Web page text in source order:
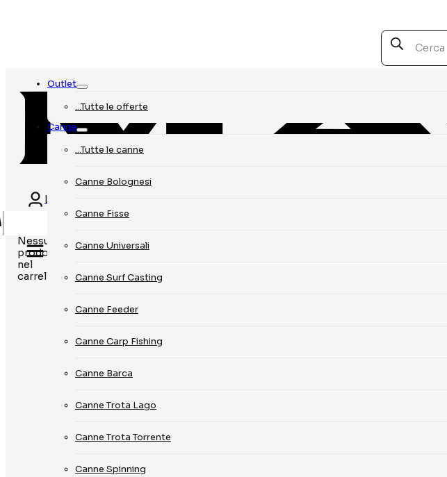
Products
search
Login
Nessun
prodotto
nel
carrello.
Outlet
…Tutte le offerte
Canne
…Tutte le canne
Canne Bolognesi
Canne Fisse
Canne Universali
Canne Surf Casting
Canne Feeder
Canne Carp Fishing
Canne Barca
Canne Trota Lago
Canne Trota Torrente
Canne Spinning